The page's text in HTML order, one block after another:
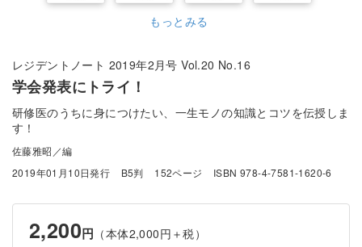
もっとみる
レジデントノート 2019年2月号 Vol.20 No.16
学会発表にトライ！
研修医のうちに身につけたい、一生モノの知識とコツを伝授しま
す！
佐藤雅昭／編
2019年01月10日発行
B5判 152ページ ISBN 978-4-7581-1620-6
2,200円 （本体2,000円＋税）